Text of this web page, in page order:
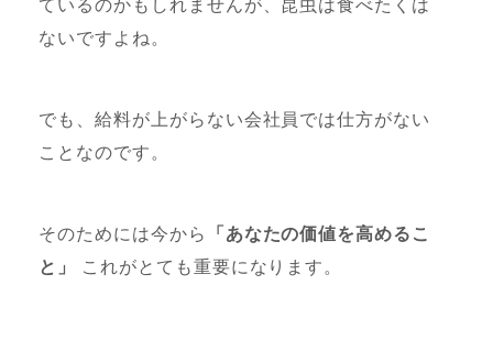
ているのかもしれませんが、昆虫は食べたくは
ないですよね。
でも、給料が上がらない会社員では仕方がない
ことなのです。
そのためには今から
「あなたの価値を高めるこ
と」
これがとても重要になります。